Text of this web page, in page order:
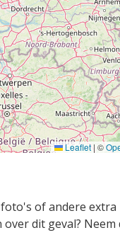
Leaflet| ©
foto's of andere
dit geval?